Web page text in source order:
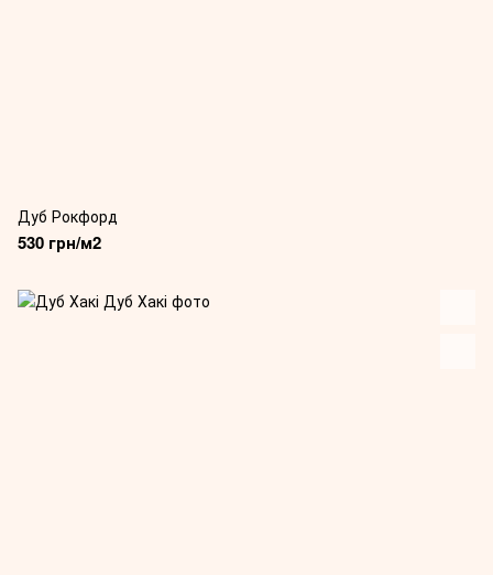
Дуб Рокфорд
530 грн/м2